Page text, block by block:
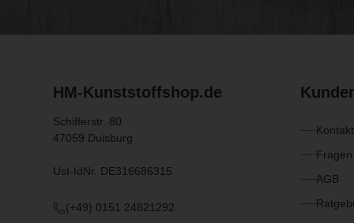
HM-Kunststoffshop.de
Schifferstr. 80
47059 Duisburg
Ust-IdNr. DE316686315
(+49) 0151 24821292
Kontakt
AGB